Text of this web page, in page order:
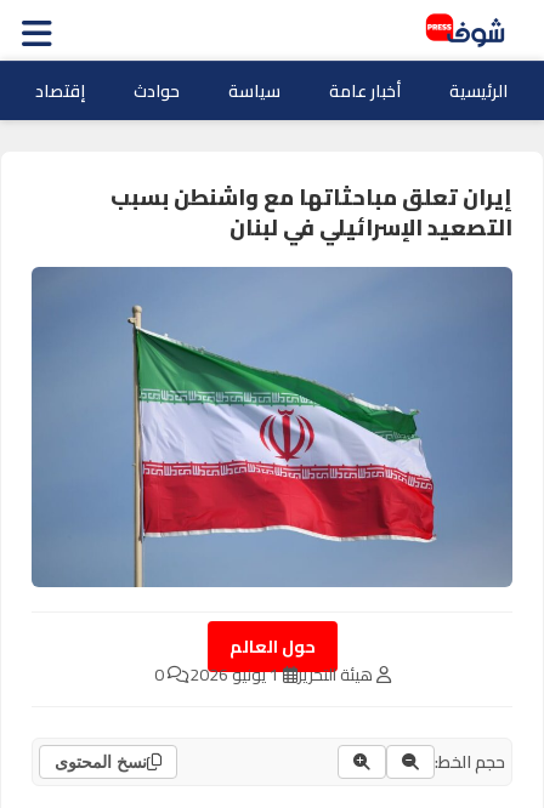
الرئيسية أخبار عامة سياسة حوادث إقتصاد
إيران تعلق مباحثاتها مع واشنطن بسبب
التصعيد الإسرائيلي في لبنان
حول العالم
هيئة التحرير 1 يونيو 2026 0
حجم الخط: نسخ المحتوى